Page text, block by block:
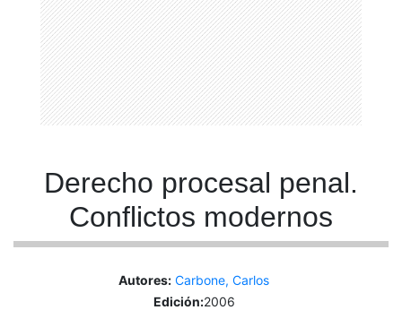
Derecho procesal penal.
Conflictos modernos
Autores: Carbone, Carlos
Edición:2006